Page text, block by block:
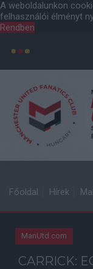
A weboldalunkon
felhasználói élményt
Rendben
Főoldal Hírek
ManUtd.com
CARRICK: